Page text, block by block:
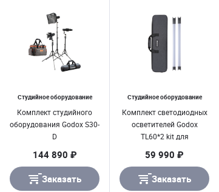
Студийное оборудование
Комплект студийного
оборудования Godox S30-
D
144 890 ₽
Заказать
Студийное оборудование
Комплект светодиодных
осветителей Godox
TL60*2 kit для
59 990 ₽
Заказать